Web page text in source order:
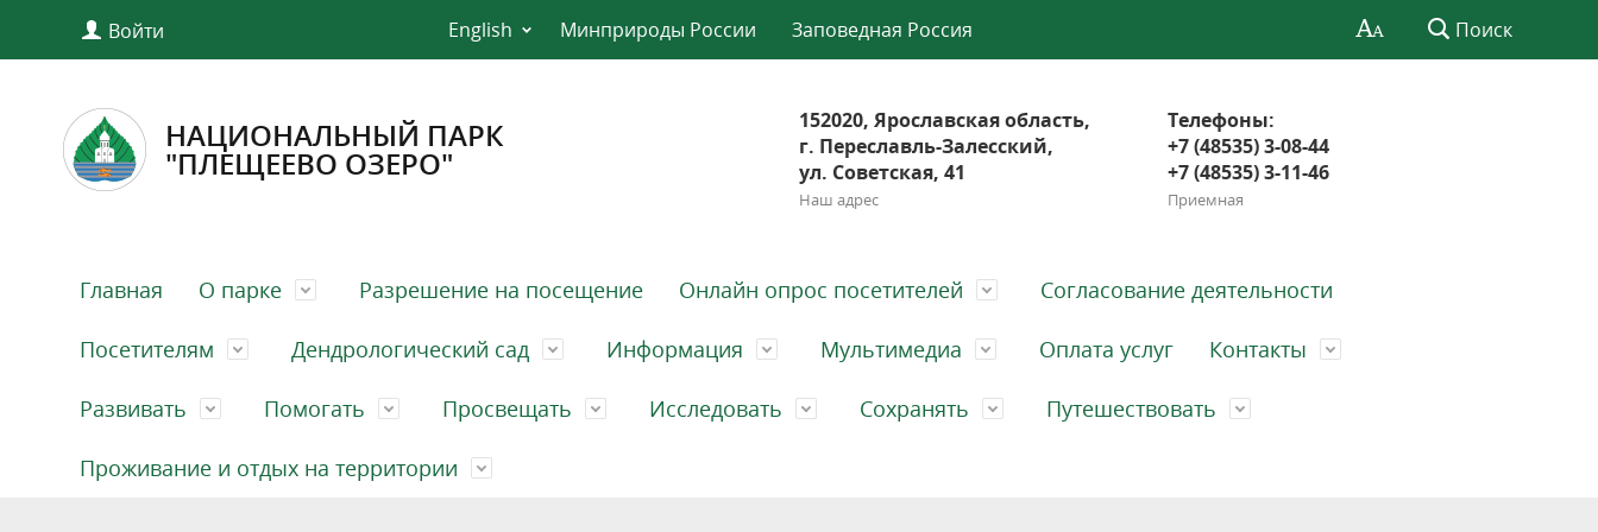
Войти English Минприроды России Заповедная Россия Поиск
НАЦИОНАЛЬНЫЙ ПАРК
"ПЛЕЩЕЕВО ОЗЕРО"
152020, Ярославская область,
г. Переславль-Залесский,
ул. Советская, 41
Наш адрес
Телефоны:
+7 (48535) 3-08-44
+7 (48535) 3-11-46
Приемная
Главная О парке Разрешение на посещение Онлайн опрос посетителей Согласование деятельности
Посетителям Дендрологический сад Информация Мультимедиа Оплата услуг Контакты
Развивать Помогать Просвещать Исследовать Сохранять Путешествовать
Проживание и отдых на территории